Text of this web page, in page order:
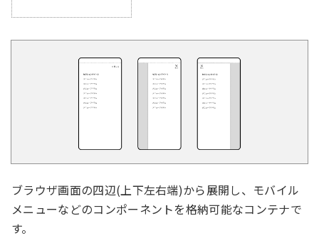
ブラウザ画面の四辺(上下左右端)から展開し、モバイル
メニューなどのコンポーネントを格納可能なコンテナで
す。